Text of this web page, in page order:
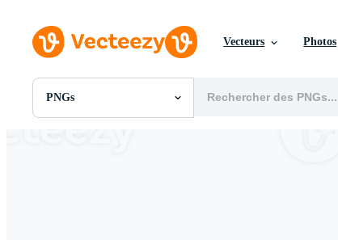
Vecteurs Photos
PNGs
Toutes Images